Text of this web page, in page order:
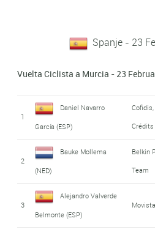
Spanje - 23
Vuelta Ciclista a Murcia - 23
1
Daniel Navarro
García (ESP)
Crédits
2
Bauke Mollema
(NED)
Belkin
Team
3
Alejandro Valverde
Belmonte (ESP)